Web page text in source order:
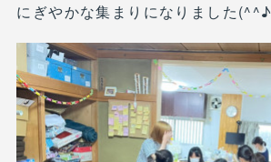
にぎやかな集まりになりました(^^♪